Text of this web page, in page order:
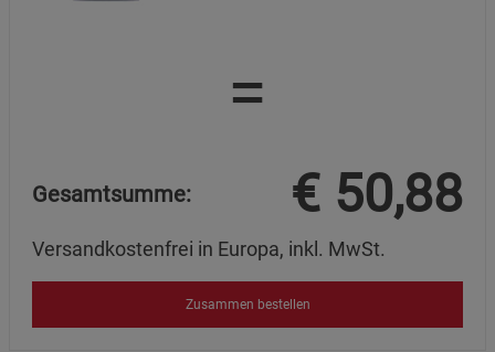
=
Gesamtsumme: € 50,88
Versandkostenfrei in Europa, inkl. MwSt.
Zusammen bestellen